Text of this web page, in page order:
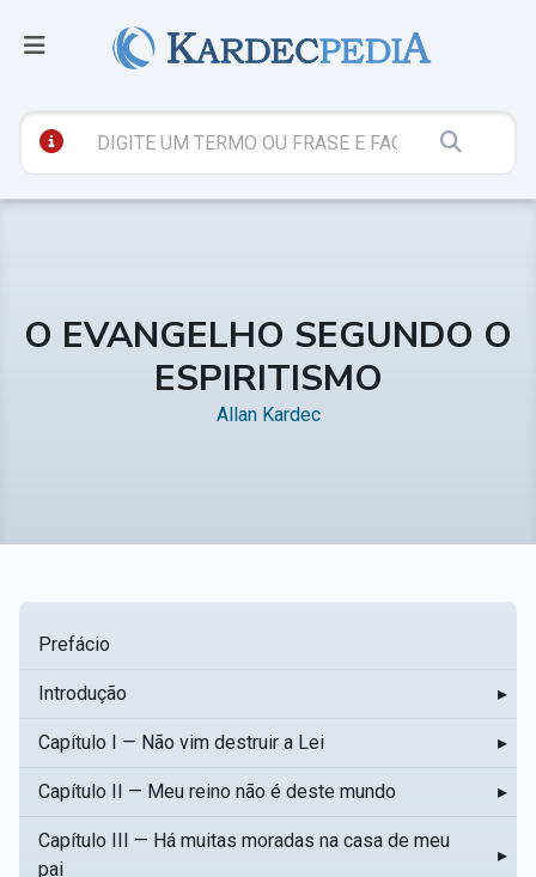
O EVANGELHO SEGUNDO O
ESPIRITISMO
Allan Kardec
Prefácio
Introdução ▸
Capítulo I — Não vim destruir a Lei ▸
Capítulo II — Meu reino não é deste mundo ▸
Capítulo III — Há muitas moradas na casa de meu
pai
▸